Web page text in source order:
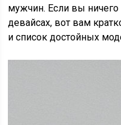
мужчин. Если вы ничего
девайсах, вот вам
и список достойных